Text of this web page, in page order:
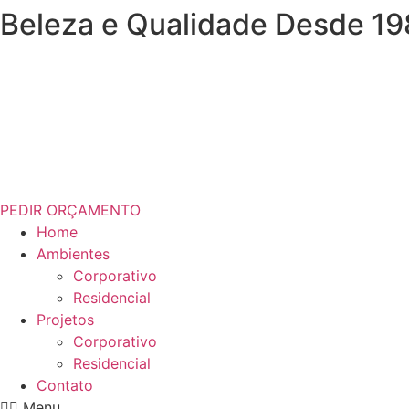
Ir
para
Beleza e Qualidade Desde
PEDIR ORÇAMENTO
Home
Ambientes
Corporativo
Residencial
Projetos
Corporativo
Residencial
Contato